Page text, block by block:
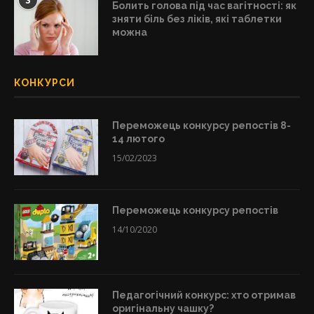
Болить голова під час вагітності: як
зняти біль без ліків, які таблетки
можна
КОНКУРСИ
Переможець конкурсу репостів 8-
14 лютого
15/02/2023
Переможець конкурсу репостів
14/10/2020
Педагогічний конкурс: хто отримав
оригінальну чашку?